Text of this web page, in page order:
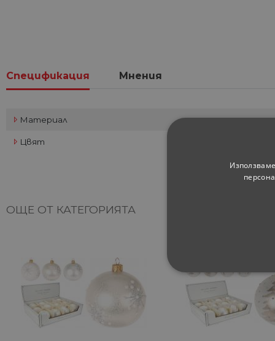
Спецификация Мнения
Материал
Цвят
ОЩЕ ОТ КАТЕГОРИЯТА
СТРОГО